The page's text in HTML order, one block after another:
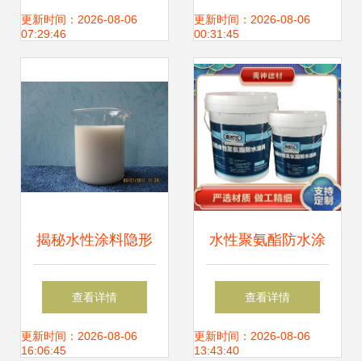
展趋势
更新时间：2026-08-06
07:29:46
剂，厂家直销参数
与价格全解读
更新时间：2026-08-06
00:31:45
揭秘水性涂料隐形
卫士 从气泡困局到
完美漆面的核心技
查看详情
更新时间：2026-08-06
16:06:45
水性聚氨酯防水涂
料 环保高效的水性
涂料新选择
查看详情
更新时间：2026-08-06
13:43:40